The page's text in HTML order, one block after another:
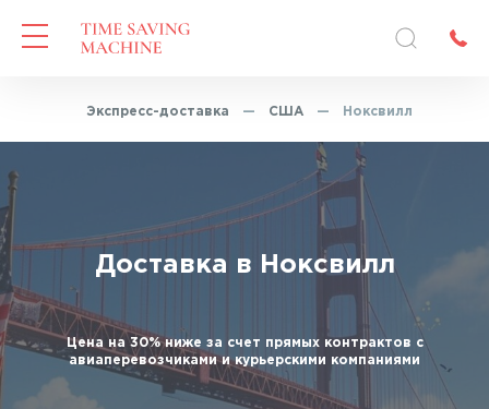
Экспресс-доставка — США — Ноксвилл
Доставка в Ноксвилл
Цена на 30% ниже за счет прямых контрактов с
авиаперевозчиками и курьерскими компаниями